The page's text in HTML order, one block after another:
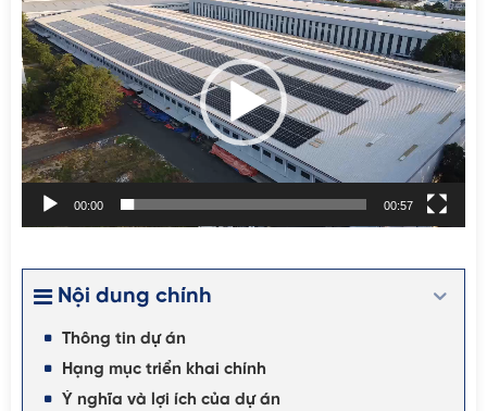
chơi
Video
00:00 00:57
Nội dung chính
Thông tin dự án
Hạng mục triển khai chính
Ý nghĩa và lợi ích của dự án